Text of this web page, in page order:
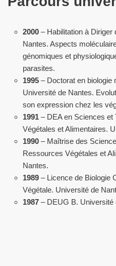
2000 – Habilitation à
Nantes. Aspects
génomiques et
parasites.
1995 – Doctorat en biologie
Université de Nantes.
son expression chez les
1991 – DEA en Sciences et
Végétales et Alimentaires.
1990 – Maîtrise des
Ressources Végétales et
Nantes.
1989 – Licence de Biologie
Végétale. Université de
1987 – DEUG B. Université